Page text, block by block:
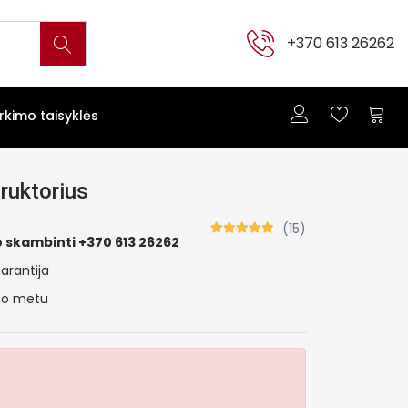
+370 613 26262
taisyklės
(15)
+370 613 26262
metu